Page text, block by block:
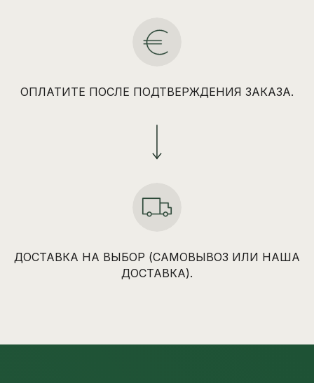
ОПЛАТИТЕ ПОСЛЕ ПОДТВЕРЖДЕНИЯ ЗАКАЗА.
ДОСТАВКА НА ВЫБОР (САМОВЫВОЗ ИЛИ НАША
ДОСТАВКА).